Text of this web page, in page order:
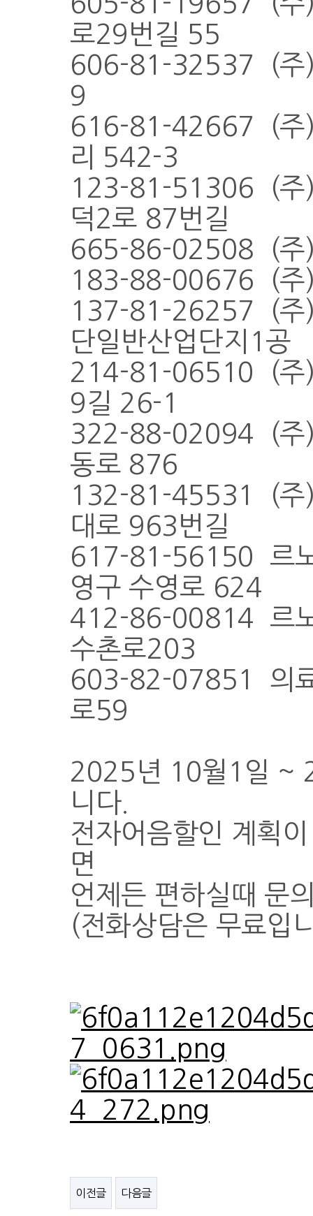
로29번길 55
606-81-32537 (주)
9
616-81-42667 (주)
리 542-3
123-81-51306 (주)
덕2로 87번길
665-86-02508 (주)
183-88-00676 (주)
137-81-26257 (주)
단일반산업단지1공
214-81-06510 (주)
9길 26-1
322-88-02094 (주)
동로 876
132-81-45531 (주)
대로 963번길
617-81-56150 르노
영구 수영로 624
412-86-00814 르노
수촌로203
603-82-07851 의료
로59
2025년 10월1일 ~
니다.
전자어음할인 계획
면
언제든 편하실때 문
(전화상담은 무료입
이전글 다음글